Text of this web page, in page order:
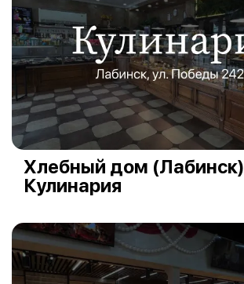
Хлебный дом (Лабинск)
Кулинария